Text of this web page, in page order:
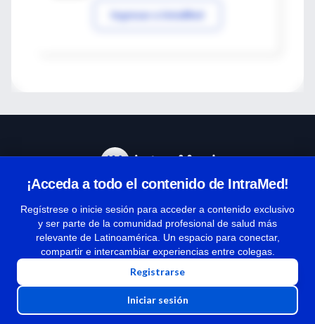
Ingresar a IntraMed
¡Acceda a todo el contenido de IntraMed!
Regístrese o inicie sesión para acceder a contenido exclusivo
y ser parte de la comunidad profesional de salud más
relevante de Latinoamérica. Un espacio para conectar,
compartir e intercambiar experiencias entre colegas.
Registrarse
Iniciar sesión
Términos y condiciones
| Políticas de privacidad
| Todos los derechos reservados | Copyright 1997-2026